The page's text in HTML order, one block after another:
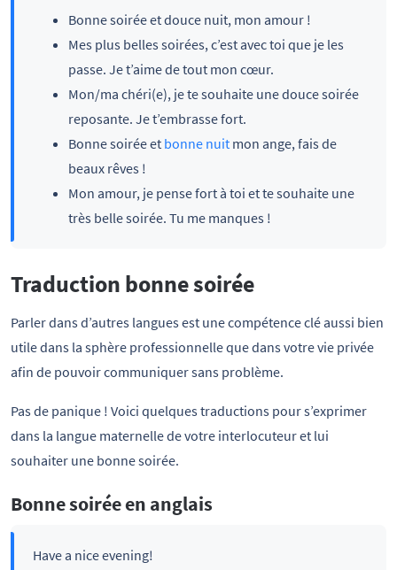
Bonne soirée et douce nuit, mon amour !
Mes plus belles soirées, c’est avec toi que je les
passe. Je t’aime de tout mon cœur.
Mon/ma chéri(e), je te souhaite une douce soirée
reposante. Je t’embrasse fort.
Bonne soirée et bonne nuitmon ange, fais de
beaux rêves !
Mon amour, je pense fort à toi et te souhaite une
très belle soirée. Tu me manques !
Traduction bonne soirée
Parler dans d’autres langues est une compétence clé aussi bien
utile dans la sphère professionnelle que dans votre vie privée
afin de pouvoir communiquer sans problème.
Pas de panique ! Voici quelques traductions pour s’exprimer
dans la langue maternelle de votre interlocuteur et lui
souhaiter une bonne soirée.
Bonne soirée en anglais
Have a nice evening!